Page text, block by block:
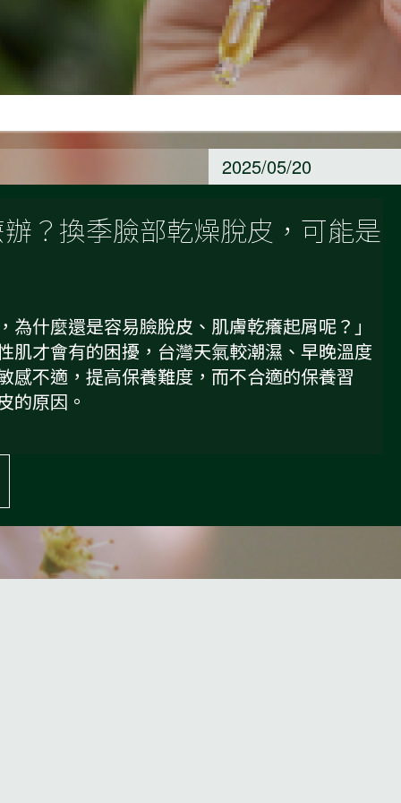
2025/05/20
？換季臉部乾燥脫皮，可能是
為什麼還是容易臉脫皮、肌膚乾癢起屑呢？」
肌才會有的困擾，台灣天氣較潮濕、早晚溫度
感不適，提高保養難度，而不合適的保養習
的原因。